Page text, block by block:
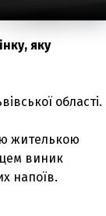
яку
області.
жителькою
виник
напоїв.